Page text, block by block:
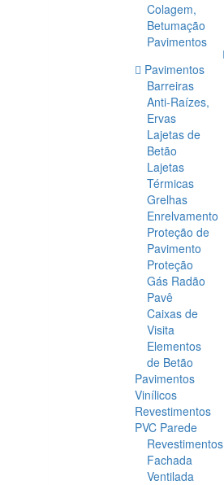
Colagem,
Betumação
Pavimentos
Pavimentos
Barreiras
Anti-Raízes,
Ervas
Lajetas de
Betão
Lajetas
Térmicas
Grelhas
Enrelvamento
Proteção de
Pavimento
Proteção
Gás Radão
Pavê
Caixas de
Visita
Elementos
de Betão
Pavimentos
Vinílicos
Revestimentos
PVC Parede
Revestimentos
Fachada
Ventilada